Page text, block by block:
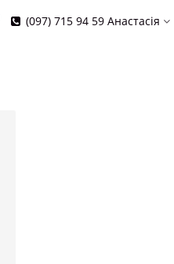
(097) 715 94 59 Анастасія